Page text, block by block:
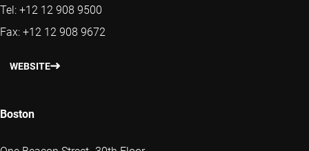
Tel: +12 12 908 9500
Fax: +12 12 908 9672
WEBSITE
Boston